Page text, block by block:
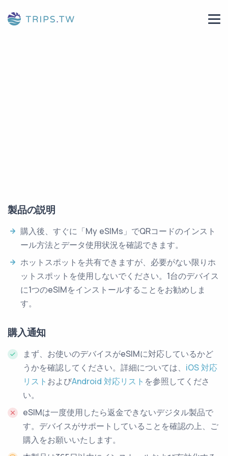
製品の説明
購入後、すぐに「My eSIMs」でQRコードのインスト
ール方法とデータ使用状況を確認できます。
ホットスポットを共有できますが、必要がない限りホ
ットスポットを使用しないでください。1台のデバイス
に1つのeSIMをインストールすることをお勧めしま
す。
購入通知
まず、お使いのデバイスがeSIMに対応しているかど
うかを確認してください。詳細については、 iOS 対応
リスト およびAndroid 対応リスト を参照してくださ
い。
eSIMは一度使用したら返金できないデジタル製品で
す。デバイスがサポートしていることを確認の上、ご
購入をお願いいたします。